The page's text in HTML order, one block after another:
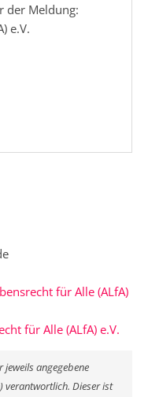
der Meldung:
e.V.
für Alle (ALfA)
für Alle (ALfA) e.V.
jeweils angegebene
verantwortlich. Dieser ist